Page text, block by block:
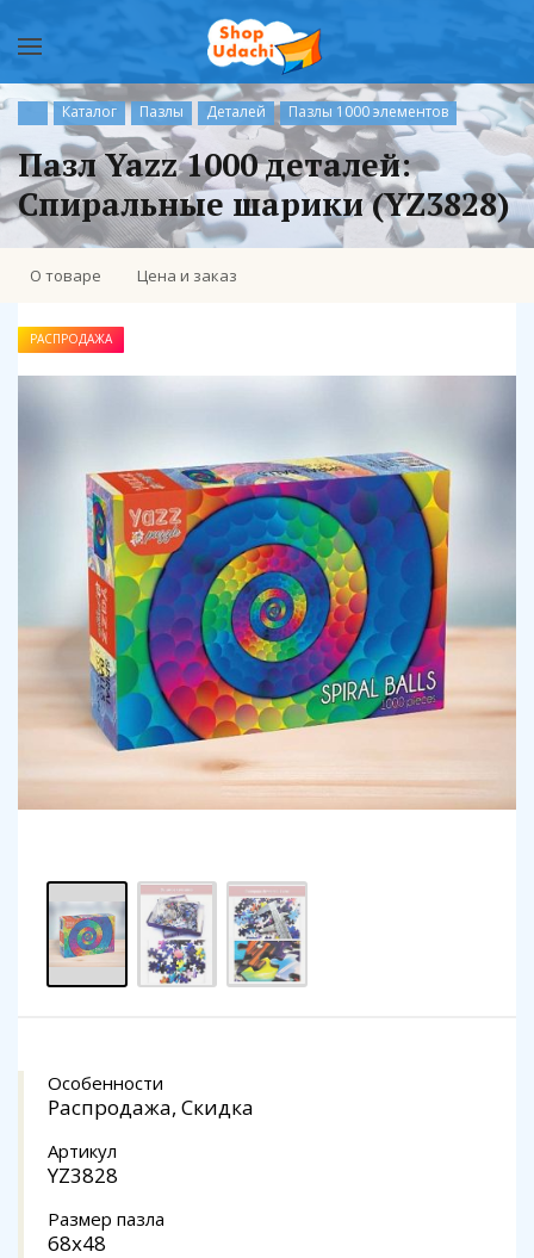
Каталог Пазлы Деталей Пазлы 1000 элементов
Пазл Yazz 1000 деталей:
Спиральные шарики (YZ3828)
О товаре Цена и заказ
РАСПРОДАЖА
Особенности
Распродажа, Скидка
Артикул
YZ3828
Размер пазла
68x48